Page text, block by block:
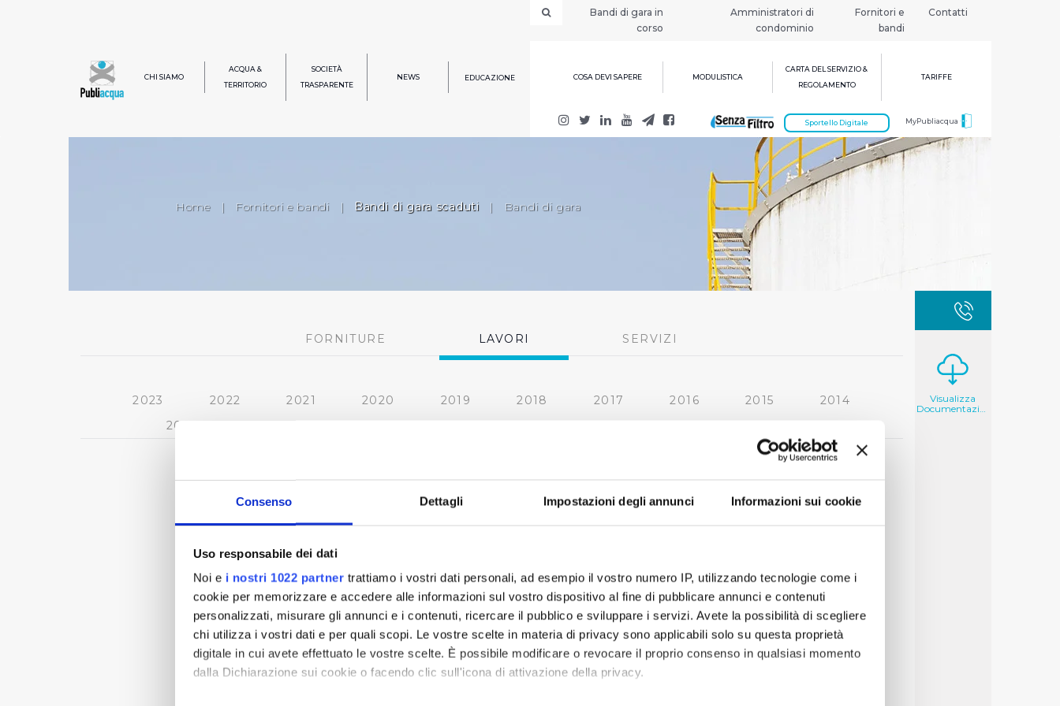
Consenso Dettagli Impostazioni degli annunci Informazioni sui cookie
Uso responsabile dei dati
Noi e i nostri 1022 partner trattiamo i vostri dati personali, ad esempio il vostro numero IP, utilizzando tecnologie come i
cookie per memorizzare e accedere alle informazioni sul vostro dispositivo al fine di pubblicare annunci e contenuti
personalizzati, misurare gli annunci e i contenuti, ricercare il pubblico e sviluppare i servizi. Avete la possibilità di scegliere
chi utilizza i vostri dati e per quali scopi. Le vostre scelte in materia di privacy sono applicabili solo su questa proprietà
digitale in cui avete effettuato le vostre scelte. È possibile modificare o revocare il proprio consenso in qualsiasi momento
dalla Dichiarazione sui cookie o facendo clic sull'icona di attivazione della privacy.
Bandi di gara in
corso
Amministratori di
condominio
Fornitori e
bandi
Contatti
CHI SIAMO
ACQUA &
TERRITORIO
SOCIETÀ
TRASPARENTE
NEWS EDUCAZIONE COSA DEVI SAPERE MODULISTICA
CARTA DEL SERVIZIO &
REGOLAMENTO
TARIFFE
MyPubliacqua
Sportello Digitale
Home | Fornitori e bandi | Bandi di gara scaduti | Bandi di gara
FORNITURE LAVORI SERVIZI
2023 2022 2021 2020 2019 2018 2017 2016 2015
2014
2013
Visualizza
Documentazione